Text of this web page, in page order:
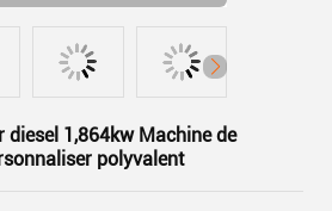
diesel 1,864kw Machine de
polyvalent